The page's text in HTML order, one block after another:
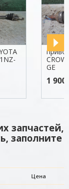
GE
1 900
запчастей,
заполните
Цена